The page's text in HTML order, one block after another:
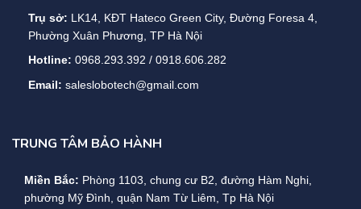
Trụ sở: LK14, KĐT Hateco Green City, Đường Foresa 4,
Phường Xuân Phương, TP Hà Nội
Hotline: 0968.293.392 / 0918.606.282
Email: saleslobotech@gmail.com
TRUNG TÂM BẢO HÀNH
Miền Bắc: Phòng 1103, chung cư B2, đường Hàm Nghi,
phường Mỹ Đình, quận Nam Từ Liêm, Tp Hà Nội